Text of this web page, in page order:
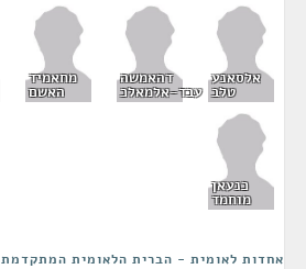
אלסאנע
טלב
דהאמשה
עבד-אלמאלכ
מחאמיד
האשם
כנעאן
מוחמד
אחדות לאומית - הברית הלאומית המתקדמת